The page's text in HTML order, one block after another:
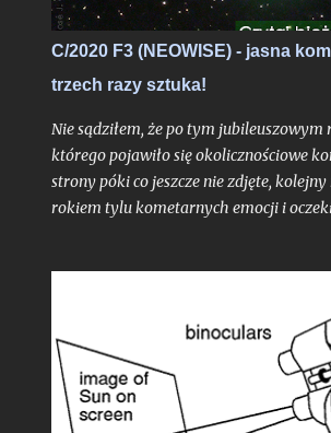
widzenia cyklu życia gwiazd ciągu
bohater tutejszych wpisów oddalony
- to praktycznie niezauważalne
cyfrowych?
C/2020 F3 (NEOWISE) - jasna
trzech razy sztuka!
Nie sądziłem, że po tym
którego pojawiło się okolicznościowe
strony póki co jeszcze nie zdjęte,
rokiem tylu kometarnych emocji i
barierę widoczności nieuzbrojonym
uatrakcyjnić drugą połowę sezonu
jeszcze żadna z dotychczasowych
przyniosła nam ochów i achów na
uległa fragmentacji blisko dwa
niespełna miesiąc przed peryhelium,